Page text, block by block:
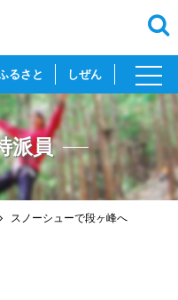
るさと しぜん
toggle
派員
スノーシューで段ヶ峰へ